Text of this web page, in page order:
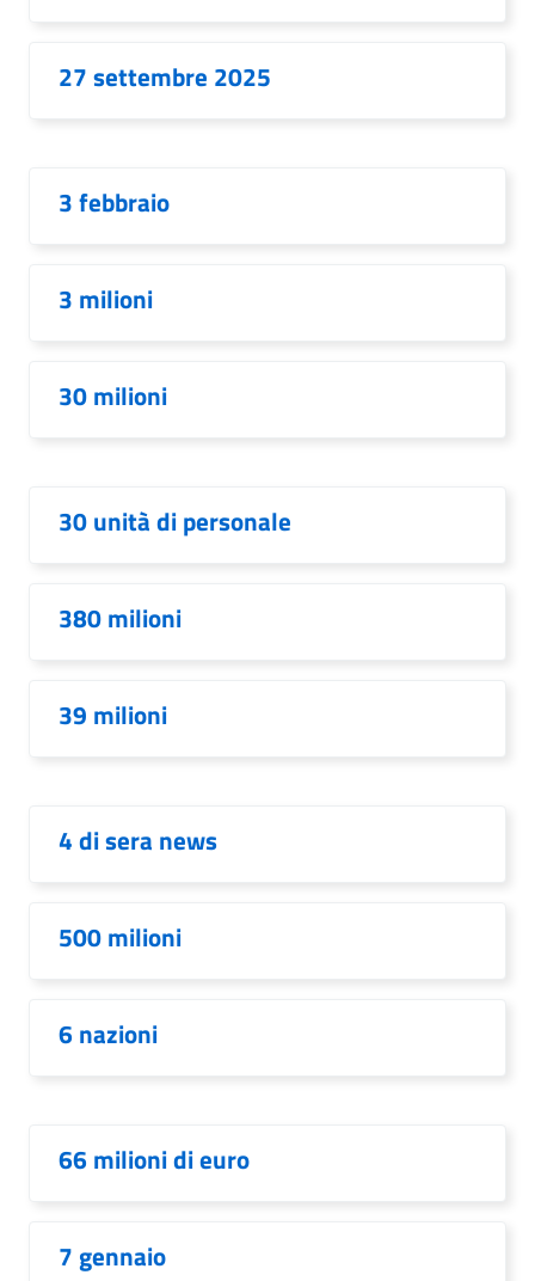
27 settembre 2025
3 febbraio
3 milioni
30 milioni
30 unità di personale
380 milioni
39 milioni
4 di sera news
500 milioni
6 nazioni
66 milioni di euro
7 gennaio